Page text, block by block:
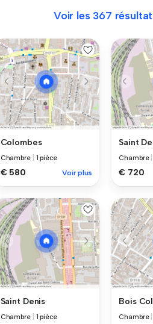
Voir les 367
Colombes
Chambre 1 pièce
€ 580 Voir plus
Saint
Chambre
€ 720
Saint Denis
Chambre 1 pièce
Bois
Chambre